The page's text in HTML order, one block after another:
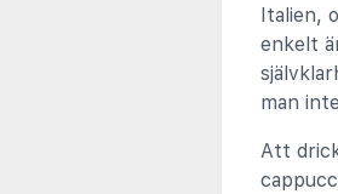
Italien,
enkelt
man
Att